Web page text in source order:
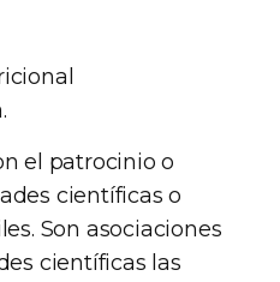
el patrocinio o
científicas o
Son asociaciones
científicas las